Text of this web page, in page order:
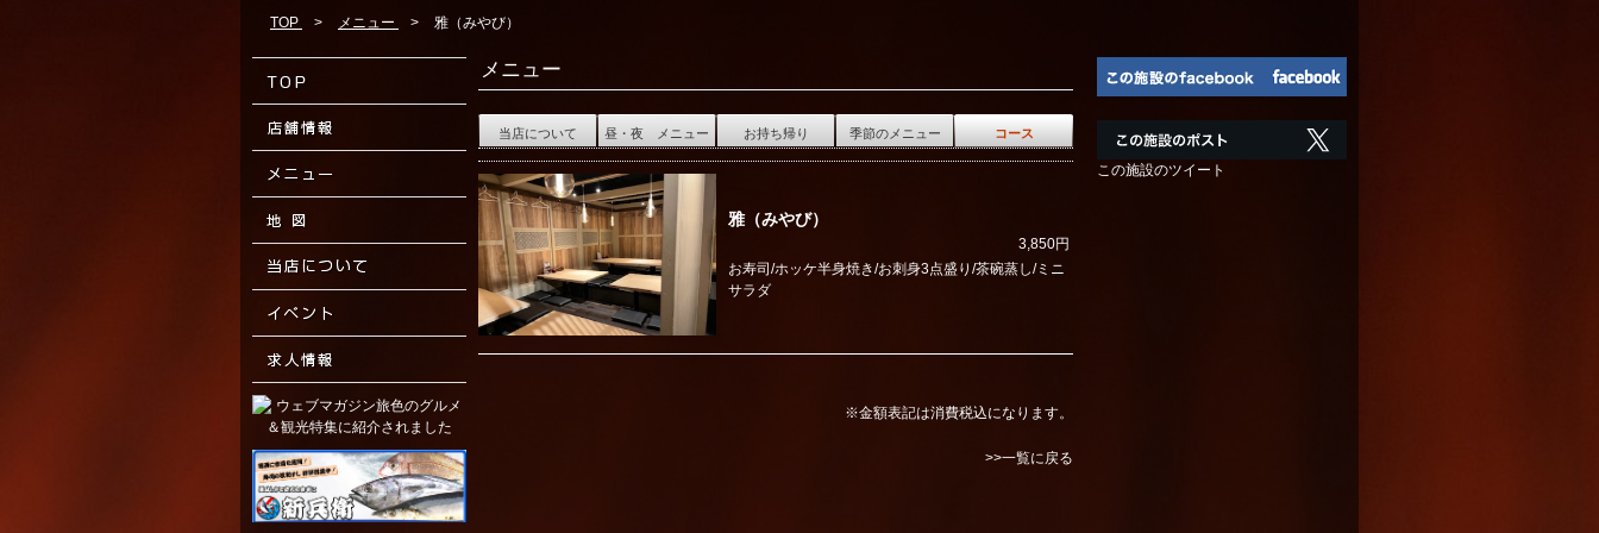
TOP > メニュー > 雅（みやび）
メニュー
当店について 昼・夜 メニュー お持ち帰り 季節のメニュー コース
雅（みやび）
3,850円
お寿司/ホッケ半身焼き/お刺身3点盛り/茶碗蒸し/ミニ
サラダ
※金額表記は消費税込になります。
>>一覧に戻る
この施設のツイート